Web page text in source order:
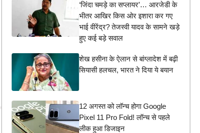
‘जिंदा चमड़े का सप्लायर’… आरजेडी के
भीतर आखिर किस ओर इशारा कर गए
भाई वीरेंद्र? तेजस्वी यादव के सामने खड़े
हुए कई बड़े सवाल
शेख हसीना के ऐलान से बांग्लादेश में बढ़ी
सियासी हलचल, भारत ने दिया ये बयान
12 अगस्त को लॉन्च होगा Google
Pixel 11 Pro Fold! लॉन्च से पहले
लीक हुआ डिजाइन